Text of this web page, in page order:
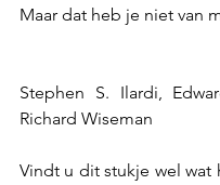
Maar dat heb je niet van
Stephen S. Ilardi,
Richard Wiseman
Vindt u dit stukje wel wat